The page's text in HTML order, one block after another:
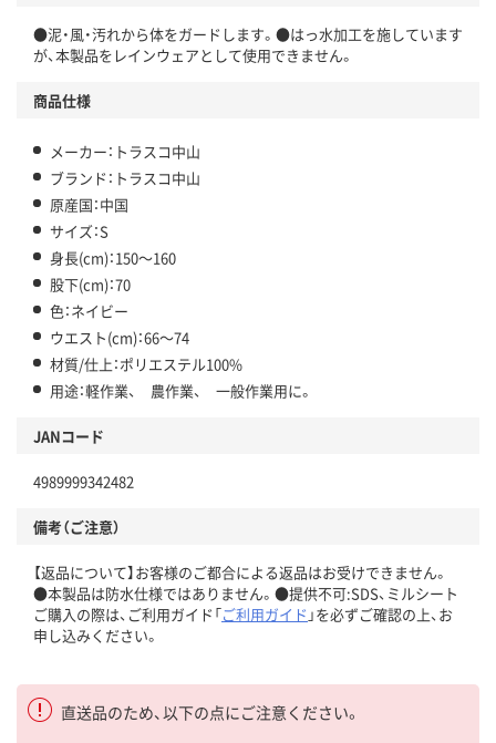
●泥・風・汚れから体をガードします。●はっ水加工を施しています
が、本製品をレインウェアとして使用できません。
商品仕様
メーカー：トラスコ中山
ブランド：トラスコ中山
原産国：中国
サイズ：S
身長(cm)：150～160
股下(cm)：70
色：ネイビー
ウエスト(cm)：66～74
材質/仕上：ポリエステル100%
用途：軽作業、 農作業、 一般作業用に。
JANコード
4989999342482
備考（ご注意）
【返品について】お客様のご都合による返品はお受けできません。
●本製品は防水仕様ではありません。●提供不可:SDS、ミルシート
ご購入の際は、ご利用ガイド「ご利用ガイド 」を必ずご確認の上、お
申し込みください。
直送品のため、以下の点にご注意ください。